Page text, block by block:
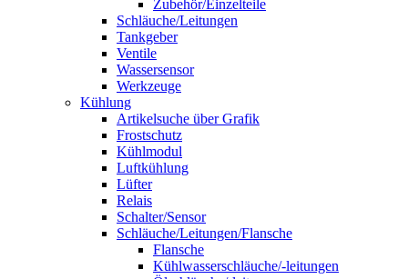
Zubehör/Einzelteile
Schläuche/Leitungen
Tankgeber
Ventile
Wassersensor
Werkzeuge
Kühlung
Artikelsuche über Grafik
Frostschutz
Kühlmodul
Luftkühlung
Lüfter
Relais
Schalter/Sensor
Schläuche/Leitungen/Flansche
Flansche
Kühlwasserschläuche/-leitungen